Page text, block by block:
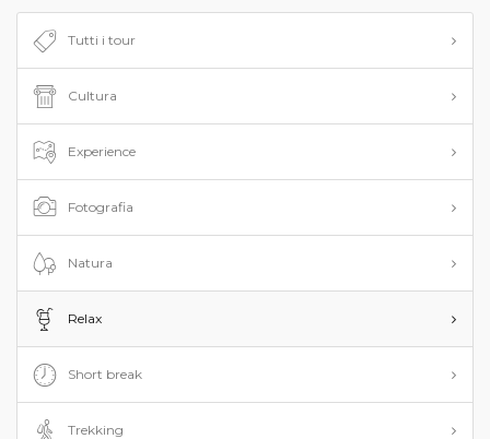
Tutti i tour
Cultura
Experience
Fotografia
Natura
Relax
Short break
Trekking